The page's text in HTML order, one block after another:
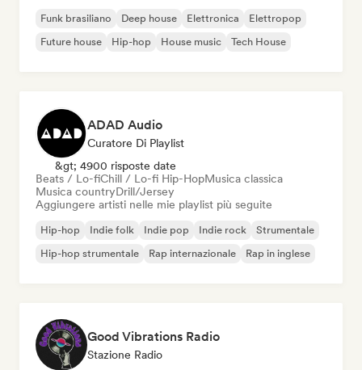
Funk brasiliano Deep house Elettronica
Elettropop
Future house
Hip-hop House music Tech House
ADAD Audio
Curatore Di Playlist
&gt; 4900 risposte date
Beats / Lo-fiChill / Lo-fi Hip-HopMusica classica
Musica countryDrill/Jersey
Aggiungere artisti nelle mie playlist più seguite
Hip-hop Indie folk Indie pop Indie rock
Strumentale
Hip-hop strumentale
Rap internazionale Rap in inglese
Good Vibrations Radio
Stazione Radio